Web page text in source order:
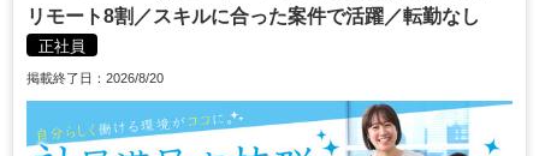
リモート8割／スキルに合った案件で活躍／転勤なし
正社員
掲載終了日：2026/8/20